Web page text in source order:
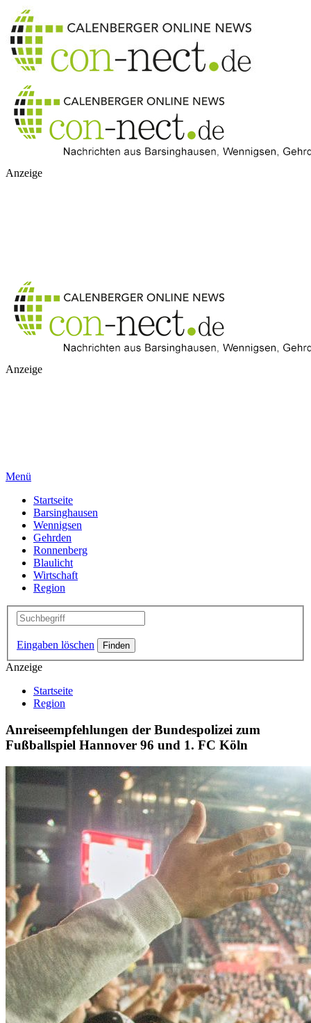
Anzeige
Anzeige
Menü
Startseite
Barsinghausen
Wennigsen
Gehrden
Ronnenberg
Blaulicht
Wirtschaft
Region
Eingaben löschen
Anzeige
Startseite
Region
Anreiseempfehlungen der Bundespolizei zum
Fußballspiel Hannover 96 und 1. FC Köln